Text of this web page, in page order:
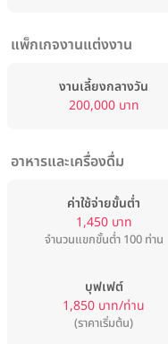
แพ็กเกจงานแต่งงาน
งานเลี้ยงกลางวัน
200,000 บาท
อาหารและเครื่องดื่ม
ค่าใช้จ่ายขั้นต่ำ
1,450 บาท
จำนวนแขกขั้นต่ำ 100 ท่าน
บุฟเฟต์
1,850 บาท/ท่าน
(ราคาเริ่มต้น)